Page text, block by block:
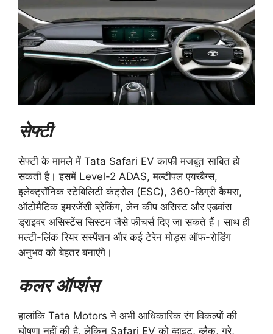
सेफ्टी
सेफ्टी के मामले में Tata Safari EV काफी मजबूत साबित हो
सकती है। इसमें Level-2 ADAS, मल्टीपल एयरबैग्स,
इलेक्ट्रॉनिक स्टेबिलिटी कंट्रोल (ESC), 360-डिग्री कैमरा,
ऑटोमैटिक इमरजेंसी ब्रेकिंग, लेन कीप असिस्ट और एडवांस
ड्राइवर असिस्टेंस सिस्टम जैसे फीचर्स दिए जा सकते हैं। साथ ही
मल्टी-लिंक रियर सस्पेंशन और कई टेरेन मोड्स ऑफ-रोडिंग
अनुभव को बेहतर बनाएंगे।
कलर ऑप्शंस
हालांकि Tata Motors ने अभी आधिकारिक रंग विकल्पों की
घोषणा नहीं की है, लेकिन Safari EV को व्हाइट, ब्लैक, ग्रे,